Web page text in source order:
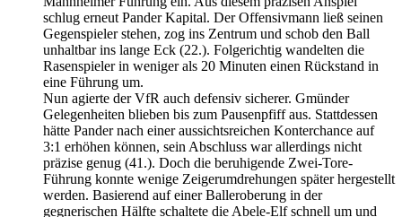
schlug erneut Pander Kapital. Der Offensivmann ließ seinen
Gegenspieler stehen, zog ins Zentrum und schob den Ball
unhaltbar ins lange Eck (22.). Folgerichtig wandelten die
Rasenspieler in weniger als 20 Minuten einen Rückstand in
eine Führung um.
Nun agierte der VfR auch defensiv sicherer. Gmünder
Gelegenheiten blieben bis zum Pausenpfiff aus. Stattdessen
hätte Pander nach einer aussichtsreichen Konterchance auf
3:1 erhöhen können, sein Abschluss war allerdings nicht
präzise genug (41.). Doch die beruhigende Zwei-Tore-
Führung konnte wenige Zeigerumdrehungen später hergestellt
werden. Basierend auf einer Balleroberung in der
gegnerischen Hälfte schaltete die Abele-Elf schnell um und